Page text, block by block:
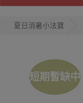
夏日消暑小法寶
短期暫缺中